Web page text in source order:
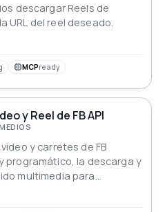
descargar Reels de
URL del reel deseado.
MCPready
y Reel de FB API
y carretes de FB
programático, la descarga y
multimedia para
del usuario."